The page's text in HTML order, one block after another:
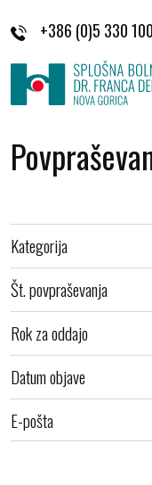
+386 (0)5 330
Kategorija
Št. povpraševanja
Rok za oddajo
Datum objave
E-pošta